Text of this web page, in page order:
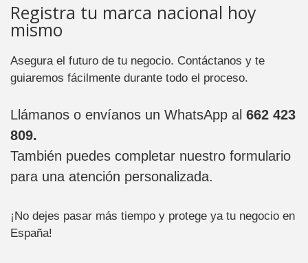
Registra tu marca nacional hoy
mismo
Asegura el futuro de tu negocio. Contáctanos y te
guiaremos fácilmente durante todo el proceso.
Llámanos o envíanos un WhatsApp al 662 423
809.
También puedes completar nuestro formulario
para una atención personalizada.
¡No dejes pasar más tiempo y protege ya tu negocio en
España!